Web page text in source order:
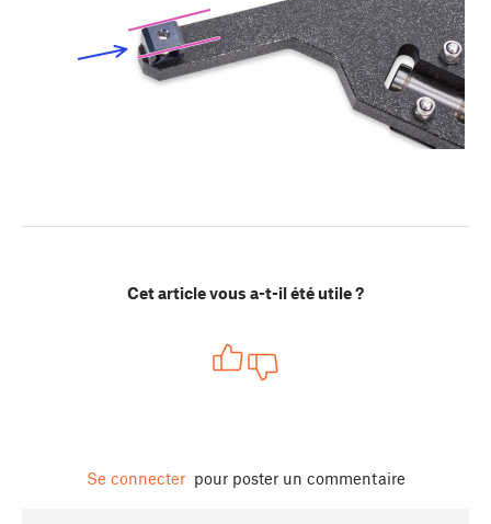
Cet article vous a-t-il été utile ?
Se connecter pour poster un commentaire